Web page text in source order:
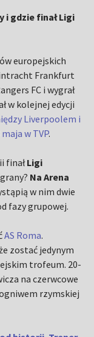
i gdzie finał Ligi
europejskich
Frankfurt
FC i wygrał
w kolejnej edycji
Liverpoolem i
w TVP.
finałLigi
Na Arena
w nim dwie
fazy grupowej.
AS Roma.
zostać jedynym
trofeum. 20-
na czerwcowe
rzymskiej